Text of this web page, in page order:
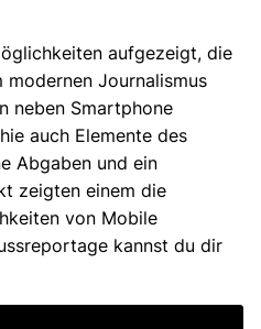
aufgezeigt, die
Journalismus
neben Smartphone
auch Elemente des
Abgaben und ein
zeigten einem die
von Mobile
kannst du dir